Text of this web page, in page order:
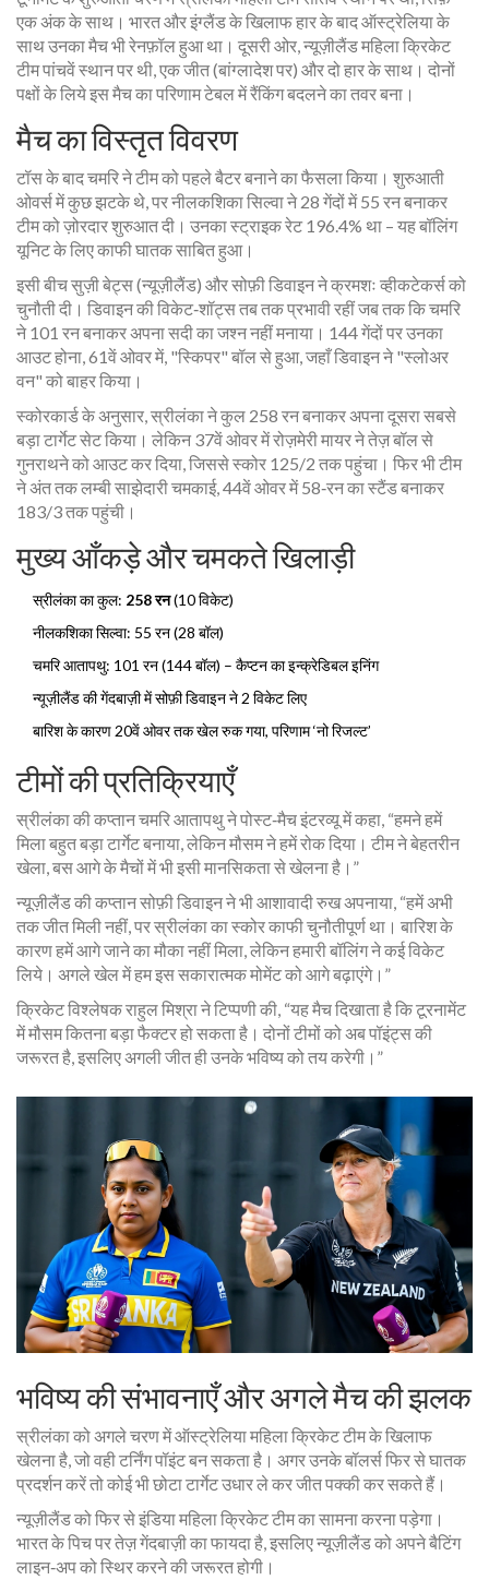
एक अंक के साथ। भारत और इंग्लैंड के खिलाफ हार के बाद ऑस्ट्रेलिया के
साथ उनका मैच भी रेनफ़ॉल हुआ था। दूसरी ओर,न्यूज़ीलैंड महिला क्रिकेट
टीमपांचवें स्थान पर थी, एक जीत (बांग्लादेश पर) और दो हार के साथ। दोनों
पक्षों के लिये इस मैच का परिणाम टेबल में रैंकिंग बदलने का तवर बना।
मैच का विस्तृत विवरण
टॉस के बाद चमरि ने टीम को पहले बैटर बनाने का फैसला किया। शुरुआती
ओवर्स में कुछ झटके थे, परनीलकशिका सिल्वाने 28 गेंदों में 55 रन बनाकर
टीम को ज़ोरदार शुरुआत दी। उनका स्ट्राइक रेट 196.4% था – यह बॉलिंग
यूनिट के लिए काफी घातक साबित हुआ।
इसी बीचसुज़ी बेट्स(न्यूज़ीलैंड) औरसोफ़ी डिवाइनने क्रमशः व्हीकटेकर्स को
चुनौती दी। डिवाइन की विकेट‑शॉट्स तब तक प्रभावी रहीं जब तक कि चमरि
ने 101 रन बनाकर अपना सदी का जश्न नहीं मनाया। 144 गेंदों पर उनका
आउट होना, 61वें ओवर में, "स्किपर" बॉल से हुआ, जहाँ डिवाइन ने "स्लोअर
वन" को बाहर किया।
स्कोरकार्ड के अनुसार, स्रीलंका ने कुल 258 रन बनाकर अपना दूसरा सबसे
बड़ा टार्गेट सेट किया। लेकिन 37वें ओवर मेंरोज़मेरी मायरने तेज़ बॉल से
गुनराथने को आउट कर दिया, जिससे स्कोर 125/2 तक पहुंचा। फिर भी टीम
ने अंत तक लम्बी साझेदारी चमकाई, 44वें ओवर में 58‑रन का स्टैंड बनाकर
183/3 तक पहुंची।
मुख्य आँकड़े और चमकते खिलाड़ी
स्रीलंका का कुल: 258 रन(10 विकेट)
नीलकशिका सिल्वा: 55 रन (28 बॉल)
चमरि आतापथु: 101 रन (144 बॉल) – कैप्टन का इन्क्रेडिबल इनिंग
न्यूज़ीलैंड की गेंदबाज़ी में सोफ़ी डिवाइन ने 2 विकेट लिए
बारिश के कारण 20वें ओवर तक खेल रुक गया, परिणाम ‘नो रिजल्ट’
टीमों की प्रतिक्रियाएँ
स्रीलंका की कप्तानचमरि आतापथुने पोस्ट‑मैच इंटरव्यू में कहा, “हमने हमें
मिला बहुत बड़ा टार्गेट बनाया, लेकिन मौसम ने हमें रोक दिया। टीम ने बेहतरीन
खेला, बस आगे के मैचों में भी इसी मानसिकता से खेलना है।”
न्यूज़ीलैंड की कप्तानसोफ़ी डिवाइनने भी आशावादी रुख अपनाया, “हमें अभी
तक जीत मिली नहीं, पर स्रीलंका का स्कोर काफी चुनौतीपूर्ण था। बारिश के
कारण हमें आगे जाने का मौका नहीं मिला, लेकिन हमारी बॉलिंग ने कई विकेट
लिये। अगले खेल में हम इस सकारात्मक मोमेंट को आगे बढ़ाएंगे।”
क्रिकेट विश्लेषकराहुल मिश्राने टिप्पणी की, “यह मैच दिखाता है कि टूरनामेंट
में मौसम कितना बड़ा फैक्टर हो सकता है। दोनों टीमों को अब पॉइंट्स की
जरूरत है, इसलिए अगली जीत ही उनके भविष्य को तय करेगी।”
भविष्य की संभावनाएँ और अगले मैच की झलक
स्रीलंका को अगले चरण मेंऑस्ट्रेलिया महिला क्रिकेट टीमके खिलाफ
खेलना है, जो वही टर्निंग पॉइंट बन सकता है। अगर उनके बॉलर्स फिर से घातक
प्रदर्शन करें तो कोई भी छोटा टार्गेट उधार ले कर जीत पक्की कर सकते हैं।
न्यूज़ीलैंड को फिर सेइंडिया महिला क्रिकेट टीमका सामना करना पड़ेगा।
भारत के पिच पर तेज़ गेंदबाज़ी का फायदा है, इसलिए न्यूज़ीलैंड को अपने बैटिंग
लाइन‑अप को स्थिर करने की जरूरत होगी।